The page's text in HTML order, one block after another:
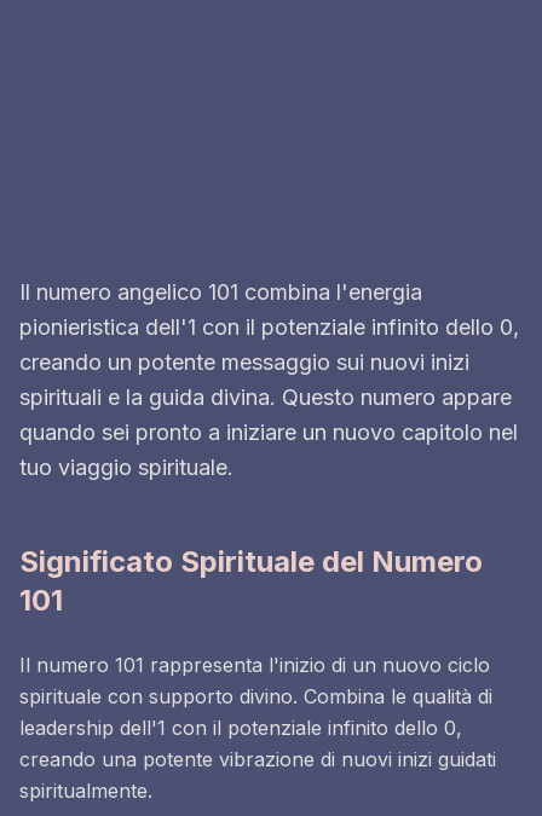
Il numero angelico 101 combina l'energia
pionieristica dell'1 con il potenziale infinito dello 0,
creando un potente messaggio sui nuovi inizi
spirituali e la guida divina. Questo numero appare
quando sei pronto a iniziare un nuovo capitolo nel
tuo viaggio spirituale.
Significato Spirituale del Numero
101
Il numero 101 rappresenta l'inizio di un nuovo ciclo
spirituale con supporto divino. Combina le qualità di
leadership dell'1 con il potenziale infinito dello 0,
creando una potente vibrazione di nuovi inizi guidati
spiritualmente.